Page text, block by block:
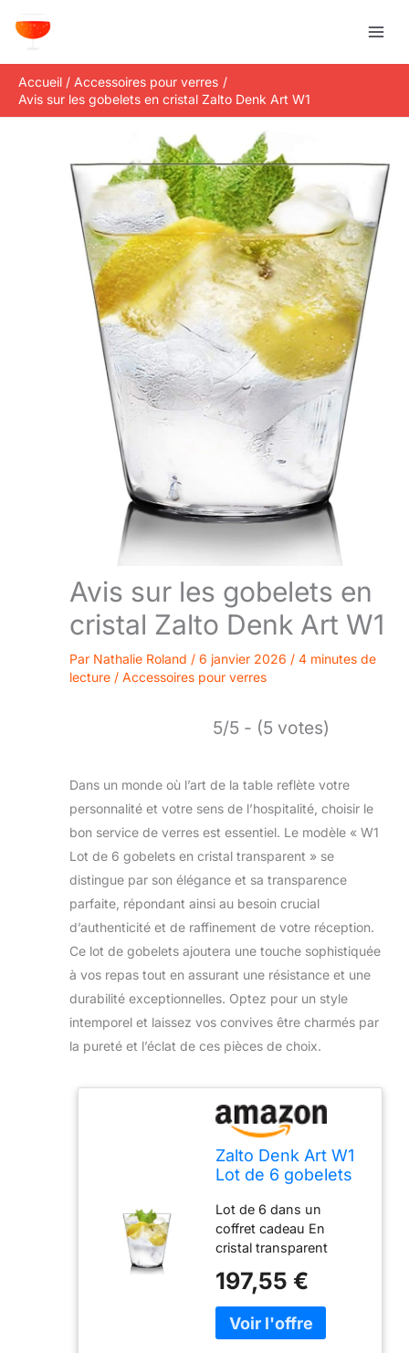
Accueil
Accessoires pour verres
Avis sur les gobelets en cristal Zalto Denk Art W1
Avis sur les gobelets en
cristal Zalto Denk Art W1
Par Nathalie Roland / 6 janvier 2026 / 4 minutes de
lecture / Accessoires pour verres
5/5 - (5 votes)
Dans un monde où l’art de la table reflète votre
personnalité et votre sens de l’hospitalité, choisir le
bon service de verres est essentiel. Le modèle « W1
Lot de 6 gobelets en cristal transparent » se
distingue par son élégance et sa transparence
parfaite, répondant ainsi au besoin crucial
d’authenticité et de raffinement de votre réception.
Ce lot de gobelets ajoutera une touche sophistiquée
à vos repas tout en assurant une résistance et une
durabilité exceptionnelles. Optez pour un style
intemporel et laissez vos convives être charmés par
la pureté et l’éclat de ces pièces de choix.
Zalto Denk Art W1
Lot de 6 gobelets
transparent
Lot de 6 dans un
coffret cadeau En
cristal transparent
Capacité : environ 380
ml hauteur 9,8 cm
Diamètre : 9 cm
197,55 €
e
c
h
e